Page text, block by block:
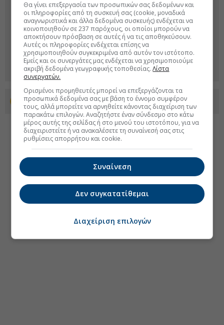
Προσθέστε το euro2day.gr στο Discover
Θα γίνει επεξεργασία των προσωπικών σας δεδομένων και
οι πληροφορίες από τη συσκευή σας (cookie, μοναδικά
αναγνωριστικά και άλλα δεδομένα συσκευής) ενδέχεται να
κοινοποιηθούν σε 237 παρόχους, οι οποίοι μπορούν να
αποκτήσουν πρόσβαση σε αυτές ή να τις αποθηκεύσουν.
Αυτές οι πληροφορίες ενδέχεται επίσης να
χρησιμοποιηθούν συγκεκριμένα από αυτόν τον ιστότοπο.
Εμείς και οι συνεργάτες μας ενδέχεται να χρησιμοποιούμε
ακριβή δεδομένα γεωγραφικής τοποθεσίας.Λίστα
συνεργατών.
Ορισμένοι προμηθευτές μπορεί να επεξεργάζονται τα
προσωπικά δεδομένα σας με βάση το έννομο συμφέρον
τους, αλλά μπορείτε να αρνηθείτε κάνοντας διαχείριση των
παρακάτω επιλογών. Αναζητήστε έναν σύνδεσμο στο κάτω
μέρος αυτής της σελίδας ή στο μενού του ιστοτόπου, για να
διαχειριστείτε ή να ανακαλέσετε τη συναίνεσή σας στις
ρυθμίσεις απορρήτου και cookie.
Συναίνεση
Δεν συγκατατίθεμαι
Διαχείριση επιλογών